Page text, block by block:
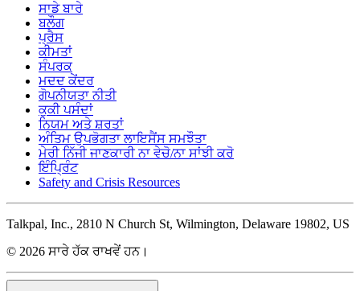
ਸਾਡੇ ਬਾਰੇ
ਬਲੌਗ
ਪ੍ਰੈਸ
ਕੀਮਤਾਂ
ਸੰਪਰਕ
ਮਦਦ ਕੇਂਦਰ
ਗੋਪਨੀਯਤਾ ਨੀਤੀ
ਕੁਕੀ ਪਸੰਦਾਂ
ਨਿਯਮ ਅਤੇ ਸ਼ਰਤਾਂ
ਅੰਤਿਮ ਉਪਭੋਗਤਾ ਲਾਇਸੈਂਸ ਸਮਝੌਤਾ
ਮੇਰੀ ਨਿੱਜੀ ਜਾਣਕਾਰੀ ਨਾ ਵੇਚੋ/ਨਾ ਸਾਂਝੀ ਕਰੋ
ਇੰਪ੍ਰਿੰਟ
Safety and Crisis Resources
Talkpal, Inc., 2810 N Church St, Wilmington, Delaware 19802, US
© 2026 ਸਾਰੇ ਹੱਕ ਰਾਖਵੇਂ ਹਨ।